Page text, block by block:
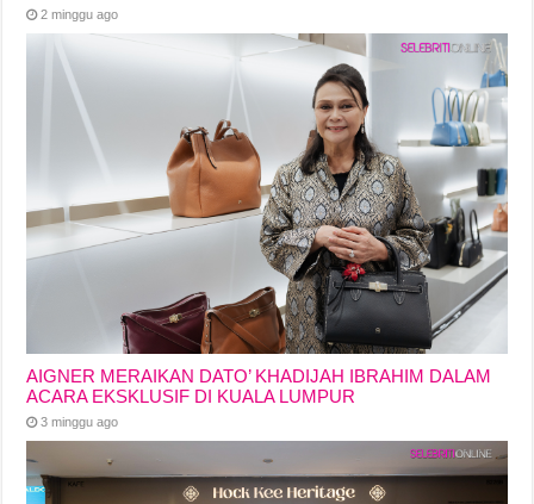
2 minggu ago
AIGNER MERAIKAN DATO’ KHADIJAH IBRAHIM DALAM
ACARA EKSKLUSIF DI KUALA LUMPUR
3 minggu ago